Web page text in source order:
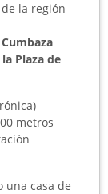
la región
Plaza de
metros
una casa de